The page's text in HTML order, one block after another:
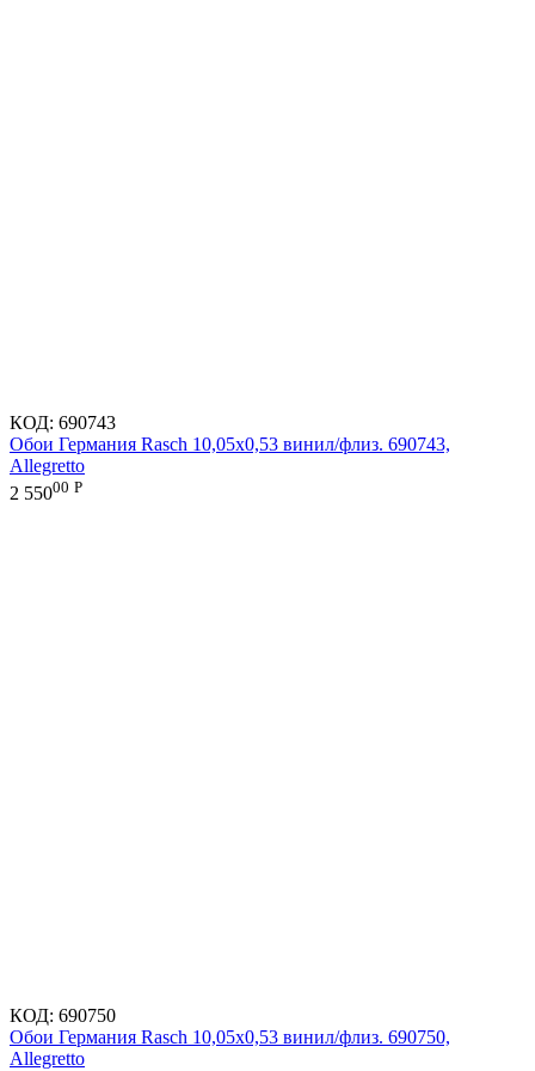
КОД: 690743
Обои Германия Rasch 10,05x0,53 винил/флиз. 690743,
Allegretto
2 55000 Р
КОД: 690750
Обои Германия Rasch 10,05x0,53 винил/флиз. 690750,
Allegretto